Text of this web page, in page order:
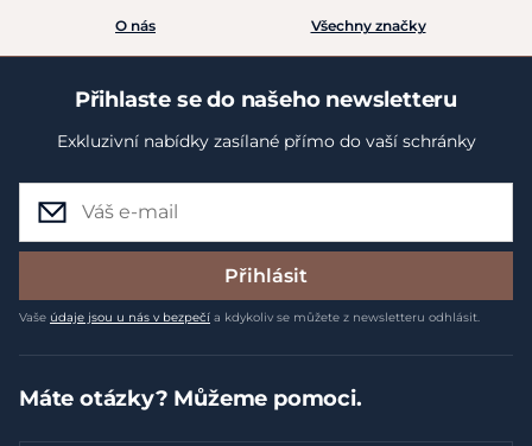
O nás Všechny značky
Přihlaste se do našeho newsletteru
Exkluzivní nabídky zasílané přímo do vaší schránky
Přihlásit
Vaše údaje jsou u nás v bezpečí a kdykoliv se můžete z newsletteru odhlásit.
Máte otázky? Můžeme pomoci.